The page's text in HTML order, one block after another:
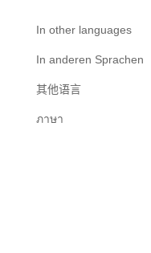
In other languages
In anderen Sprachen
其他语言
ภาษา